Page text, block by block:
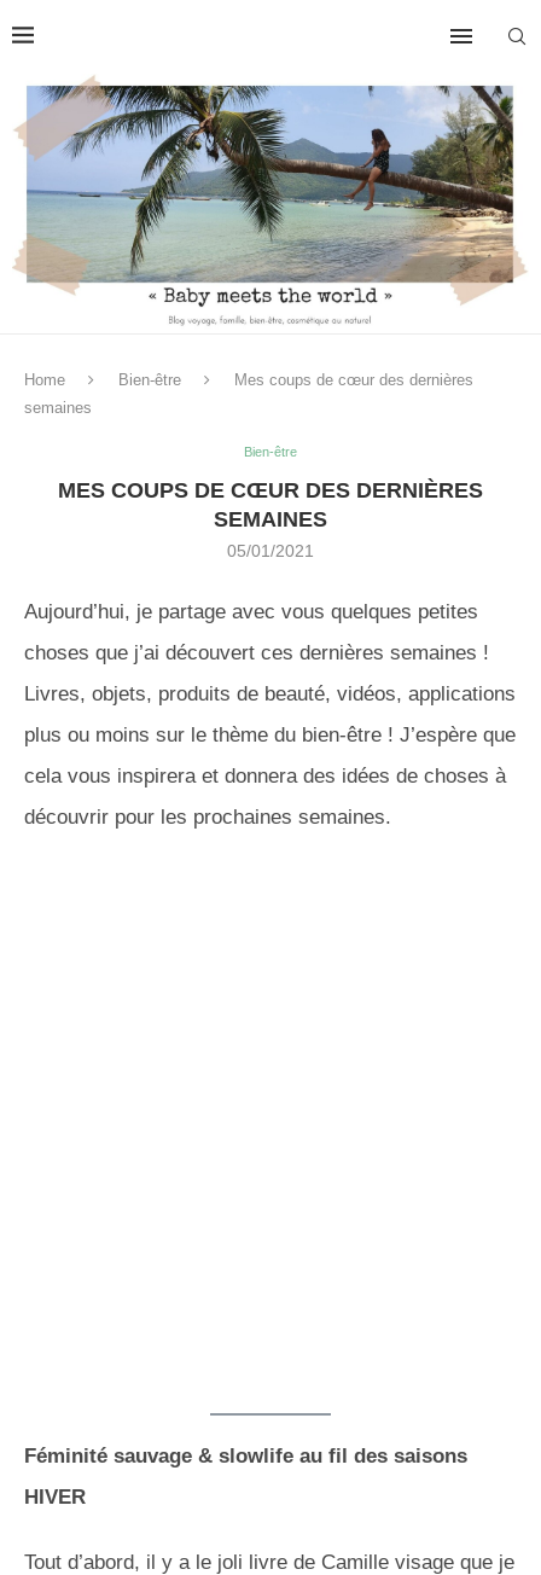
Home Bien-être
Mes coups de cœur des dernières
semaines
Bien-être
MES COUPS DE CŒUR DES DERNIÈRES
SEMAINES
05/01/2021
Aujourd’hui, je partage avec vous quelques petites
choses que j’ai découvert ces dernières semaines !
Livres, objets, produits de beauté, vidéos, applications
plus ou moins sur le thème du bien-être ! J’espère que
cela vous inspirera et donnera des idées de choses à
découvrir pour les prochaines semaines.
Féminité sauvage & slowlife au fil des saisons
HIVER
Tout d’abord, il y a le joli livre de Camille visage que je